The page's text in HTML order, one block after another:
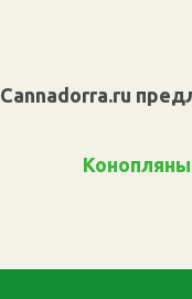
Cannadorra.ru